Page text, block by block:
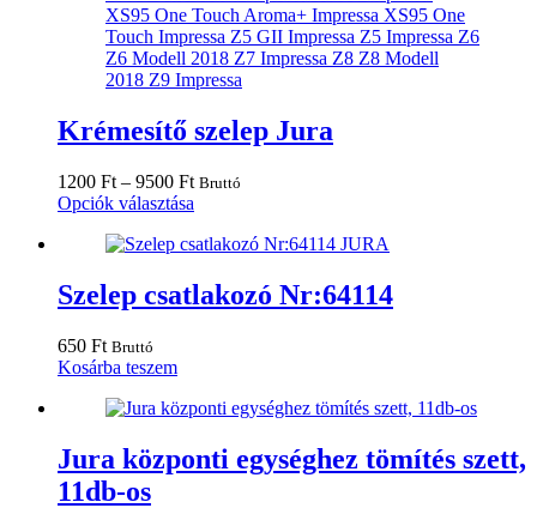
Krémesítő szelep Jura
1200 Ft – 9500 FtÁrtartomány:
9500 Ft
Bruttó
Opciók választása
terméknek
variációja
van.
termékoldalon
választhatók
Szelep csatlakozó Nr:64114
650 Ft Bruttó
Kosárba teszem
Jura központi egységhez tömítés szett,
11db-os